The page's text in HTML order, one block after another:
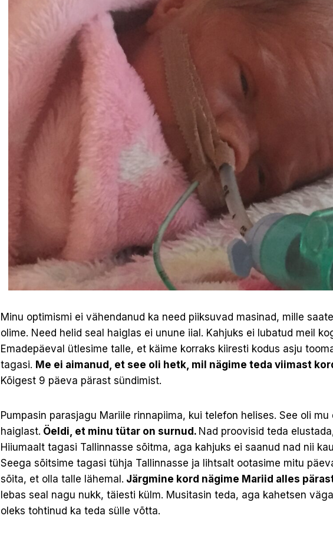
Minu optimismi ei vähendanud ka need piiksuvad masinad, mille
olime. Need helid seal haiglas ei unune iial. Kahjuks ei lubatud meil
Emadepäeval ütlesime talle, et käime korraks kiiresti kodus asju
tagasi. Me ei aimanud, et see oli hetk, mil nägime teda viimast
Kõigest 9 päeva pärast sündimist.
Pumpasin parasjagu Mariile rinnapiima, kui telefon helises. See oli
haiglast. Öeldi, et minu tütar on surnud. Nad proovisid teda
Hiiumaalt tagasi Tallinnasse sõitma, aga kahjuks ei saanud nad nii
Seega sõitsime tagasi tühja Tallinnasse ja lihtsalt ootasime mitu
sõita, et olla talle lähemal. Järgmine kord nägime Mariid alles
lebas seal nagu nukk, täiesti külm. Musitasin teda, aga kahetsen
oleks tohtinud ka teda sülle võtta.